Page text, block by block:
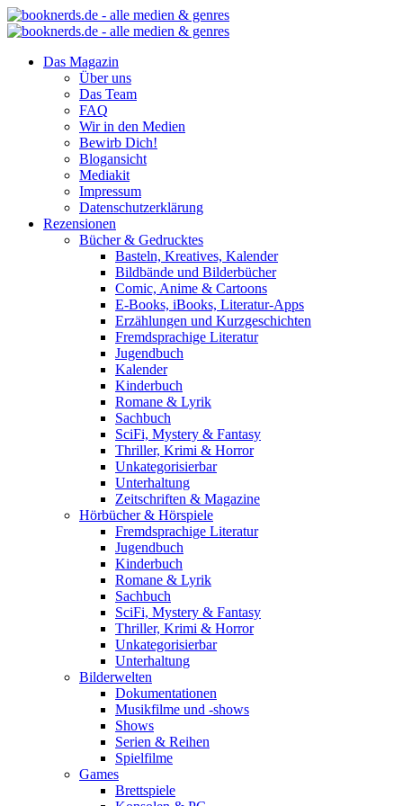
Das Magazin
Über uns
Das Team
FAQ
Wir in den Medien
Bewirb Dich!
Blogansicht
Mediakit
Impressum
Datenschutzerklärung
Rezensionen
Bücher & Gedrucktes
Basteln, Kreatives, Kalender
Bildbände und Bilderbücher
Comic, Anime & Cartoons
E-Books, iBooks, Literatur-Apps
Erzählungen und Kurzgeschichten
Fremdsprachige Literatur
Jugendbuch
Kalender
Kinderbuch
Romane & Lyrik
Sachbuch
SciFi, Mystery & Fantasy
Thriller, Krimi & Horror
Unkategorisierbar
Unterhaltung
Zeitschriften & Magazine
Hörbücher & Hörspiele
Fremdsprachige Literatur
Jugendbuch
Kinderbuch
Romane & Lyrik
Sachbuch
SciFi, Mystery & Fantasy
Thriller, Krimi & Horror
Unkategorisierbar
Unterhaltung
Bilderwelten
Dokumentationen
Musikfilme und -shows
Shows
Serien & Reihen
Spielfilme
Games
Brettspiele